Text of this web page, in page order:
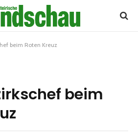
beim Roten Kreuz
beim